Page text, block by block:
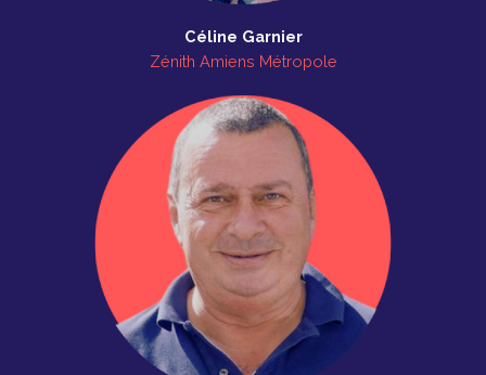
Céline Garnier
Zénith Amiens Métropole